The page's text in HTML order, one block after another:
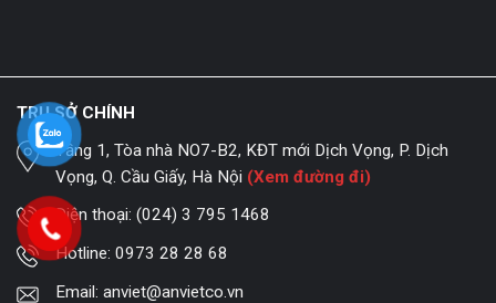
TRỤ SỞ CHÍNH
Tầng 1, Tòa nhà NO7-B2, KĐT mới Dịch Vọng, P. Dịch
Vọng, Q. Cầu Giấy, Hà Nội (Xem đường đi)
Điện thoại:(024) 3 795 1468
Hotline:0973 28 28 68
Email:anviet@anvietco.vn